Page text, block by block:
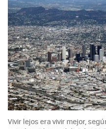
Vivir lejos era vivir mejor,